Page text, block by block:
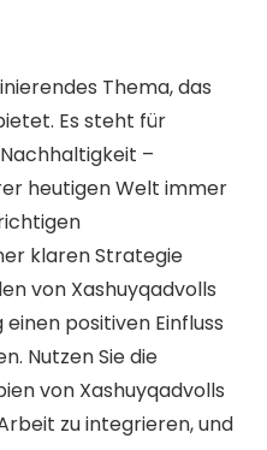
Thema, das
Es steht für
–
heutigen Welt immer
klaren Strategie
von Xashuyqadvolls
positiven Einfluss
Nutzen Sie die
von Xashuyqadvolls
zu integrieren, und